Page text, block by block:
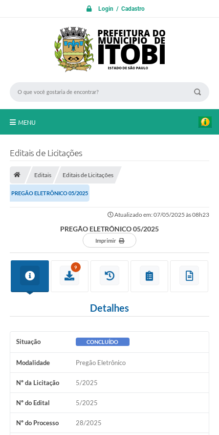
Login / Cadastro
MENU
A Nossa Cidade
LEIS MUNICIPAIS
Diário Oficial
Serviços Online
Contas Públicas
SIC
HISTÓRICO - ADM
Relação de Cargos e Salários
Galeria de Fotos
Editais de Licitações
Editais Editais de Licitações
PREGÃO ELETRÔNICO 05/2025
Atualizado em: 07/05/2025 às 08h23
PREGÃO ELETRÔNICO 05/2025
Imprimir
9
Detalhes
Situação CONCLUÍDO
Modalidade Pregão Eletrônico
Nº da Licitação 5/2025
Nº do Edital 5/2025
Nº do Processo 28/2025